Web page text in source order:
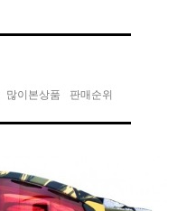
많이본상품 판매순위